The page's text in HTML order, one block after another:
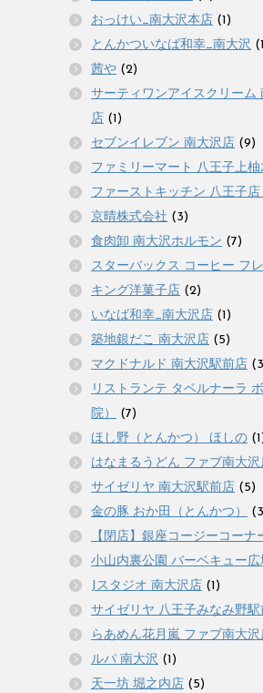
おっけい_南大沢本店 (1)
とんかついなば和幸_南大沢
茜や (2)
サーティワンアイスクリーム
店 (1)
セブンイレブン 南大沢店 (9)
ファミリーマート 八王子上柚
ファーストキッチン 八王子店
京晴株式会社 (3)
食肉卸 南大沢ホルモン (7)
スターバックス コーヒー フ
キング洋菓子店 (2)
いなば和幸_南大沢店 (1)
築地銀だこ 南大沢店 (5)
マクドナルド 南大沢駅前店
リストランテ タベルナーラ
院）
(7)
ほし野（とんかつ） ほしの
はなまるうどん ファブ南大沢
サイゼリヤ 南大沢駅前店 (5)
金の豚 おか田（とんかつ）
【閉店】銀座コージーコー
小山内裏公園 バーベキュー広
Jスタジオ 南大沢店 (1)
サイゼリヤ 八王子みなみ野駅
らあめん花月嵐 ファブ南大沢
ルパ 南大沢 (1)
天一坊 堀之内店 (5)